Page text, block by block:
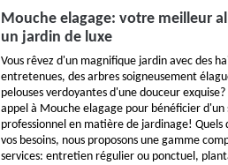
Mouche elagage: votre meilleur
un jardin de luxe
Vous rêvez d'un magnifique jardin avec des
entretenues, des arbres soigneusement
pelouses verdoyantes d'une douceur exquise?
appel à Mouche elagage pour bénéficier d'un
professionnel en matière de jardinage! Quels
vos besoins, nous proposons une gamme
services: entretien régulier ou ponctuel,